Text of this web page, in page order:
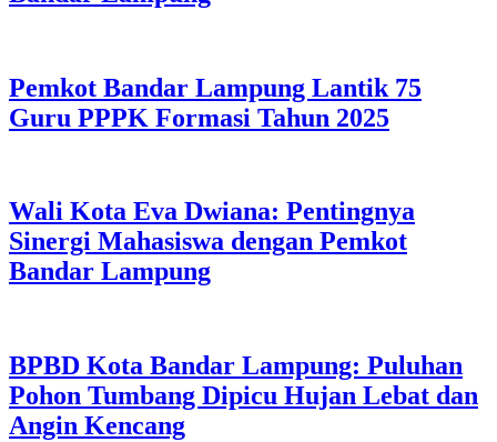
Pemkot Bandar Lampung Lantik 75
Guru PPPK Formasi Tahun 2025
Wali Kota Eva Dwiana: Pentingnya
Sinergi Mahasiswa dengan Pemkot
Bandar Lampung
BPBD Kota Bandar Lampung: Puluhan
Pohon Tumbang Dipicu Hujan Lebat dan
Angin Kencang